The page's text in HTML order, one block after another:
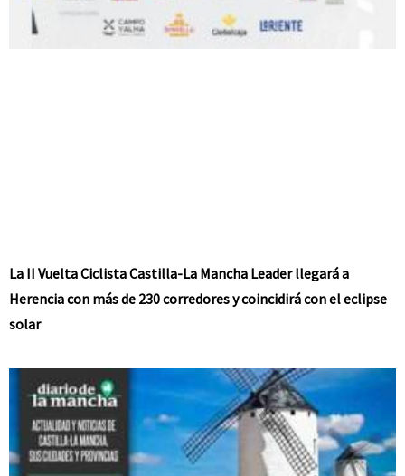
La II Vuelta Ciclista Castilla-La Mancha Leader llegará a
Herencia con más de 230 corredores y coincidirá con el eclipse
solar